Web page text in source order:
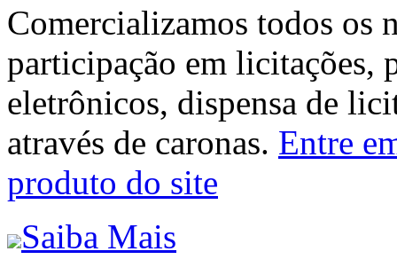
Comercializamos todos os
participação em licitações,
eletrônicos, dispensa de
através de caronas. Entre
produto do site
Saiba Mais